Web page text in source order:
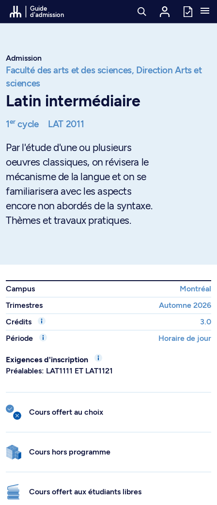
Passer au contenu
Guide
d'admission
Admission
Faculté des arts et des sciences, Direction Arts et
sciences
Latin intermédiaire
1ercycle LAT 2011
Par l'étude d'une ou plusieurs
oeuvres classiques, on révisera le
mécanisme de la langue et on se
familiarisera avec les aspects
encore non abordés de la syntaxe.
Thèmes et travaux pratiques.
Campus
Montréal
Trimestres
Automne 2026
Crédits
3.0
Période
Horaire de jour
Exigences d'inscription
Préalables: LAT1111 ET LAT1121
Cours offert au choix
Cours hors programme
Cours offert aux étudiants libres